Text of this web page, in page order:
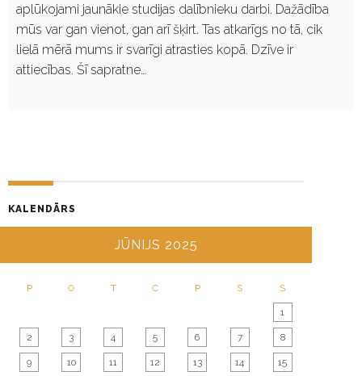
aplūkojami jaunākie studijas dalībnieku darbi. Dažādība
mūs var gan vienot, gan arī šķirt. Tas atkarīgs no tā, cik
lielā mērā mums ir svarīgi atrasties kopā. Dzīve ir
attiecības. Šī sapratne…
KALENDĀRS
JŪNIJS 2025
P O T C P S S
1
2 3 4 5 6 7 8
9 10 11 12 13 14 15